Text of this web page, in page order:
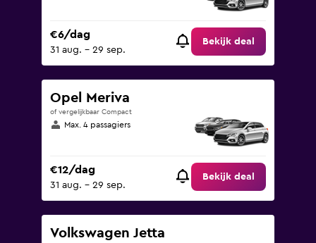
€6/dag
31 aug. - 29 sep.
Bekijk deal
Opel Meriva
of vergelijkbaar Compact
Max. 4 passagiers
€12/dag
31 aug. - 29 sep.
Bekijk deal
Volkswagen Jetta